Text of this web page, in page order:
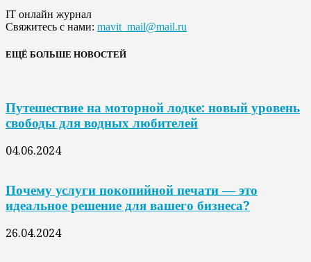
IT онлайн журнал
Свяжитесь с нами: mavit_mail@mail.ru
ЕЩЁ БОЛЬШЕ НОВОСТЕЙ
Путешествие на моторной лодке: новый уровень
свободы для водных любителей
04.06.2024
Почему услуги покопийной печати — это
идеальное решение для вашего бизнеса?
26.04.2024